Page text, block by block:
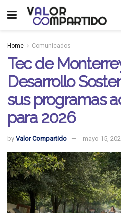
Home Comunicados
Tec de
Desarrollo
sus programas
para 2026
by Valor Compartido mayo 15,